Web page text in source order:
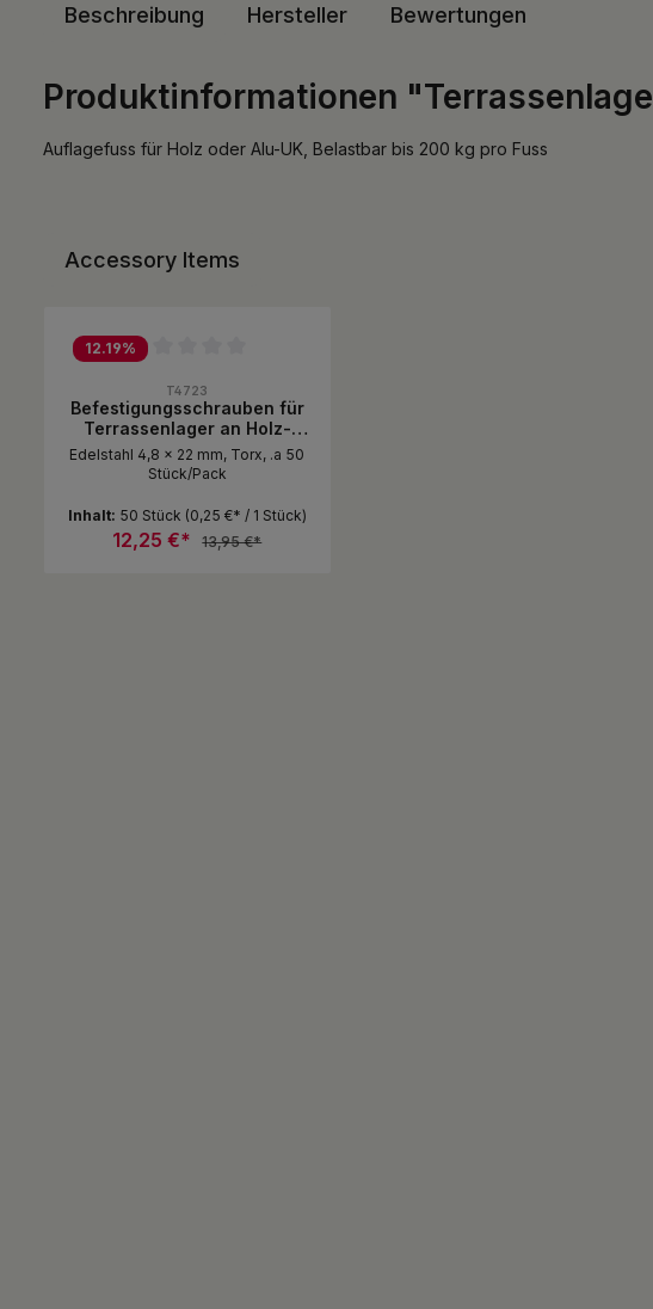
Beschreibung Hersteller Bewertungen
Produktinformationen
Auflagefuss für Holz oder Alu-UK, Belastbar bis 200 kg pro Fuss
Accessory Items
12.19%
T4723
Befestigungsschrauben für
Terrassenlager an Holz-
oder Alu-UK
Edelstahl 4,8 x 22 mm, Torx, .a 50
Stück/Pack
Inhalt: 50 Stück (0,25 €* / 1 Stück)
12,25 €* 13,95 €*